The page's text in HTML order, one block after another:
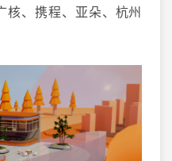
核、携程、亚朵、杭州